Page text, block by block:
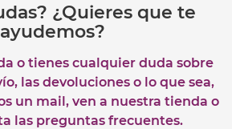
¿Quieres que te
ayudemos?
o tienes cualquier duda sobre
las devoluciones o lo que sea,
un mail, ven a nuestra tienda o
las preguntas frecuentes.